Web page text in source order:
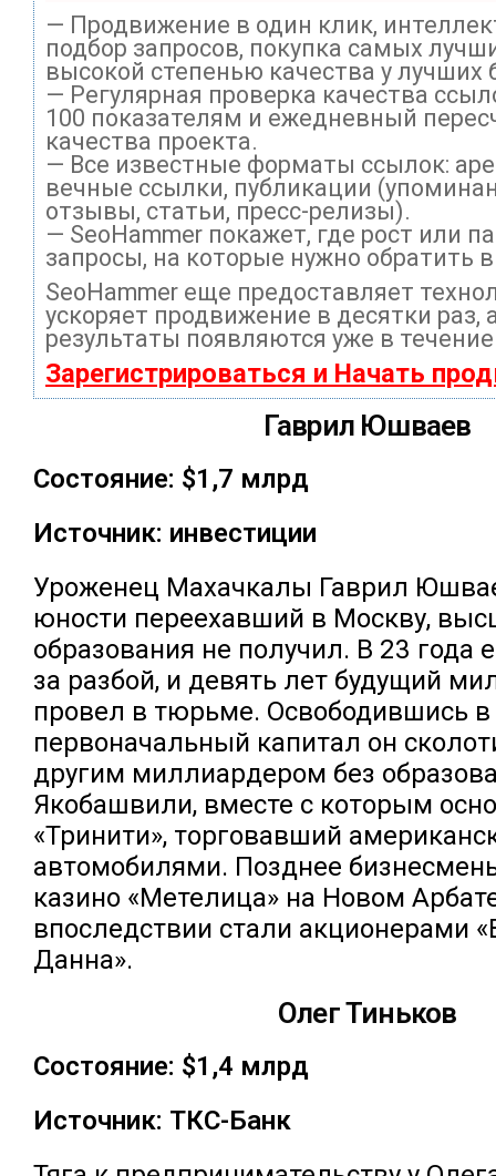
— Продвижение в один клик,
подбор запросов, покупка самых
высокой степенью качества у лучших
— Регулярная проверка качества
100 показателям и ежедневный
качества проекта.
— Все известные форматы ссылок:
вечные ссылки, публикации
отзывы, статьи, пресс-релизы).
— SeoHammer покажет, где рост или
запросы, на которые нужно обратить
SeoHammer еще предоставляет
ускоряет продвижение в десятки раз,
результаты появляются уже в
Зарегистрироваться и Начать
Гаврил Юшваев
Состояние: $1,7 млрд
Источник: инвестиции
Уроженец Махачкалы Гаврил
юности переехавший в Москву,
образования не получил. В 23 года
за разбой, и девять лет будущий
провел в тюрьме. Освободившись в
первоначальный капитал он
другим миллиардером без
Якобашвили, вместе с которым
«Тринити», торговавший
автомобилями. Позднее
казино «Метелица» на Новом
впоследствии стали акционерами
Данна».
Олег Тиньков
Состояние: $1,4 млрд
Источник: ТКС-Банк